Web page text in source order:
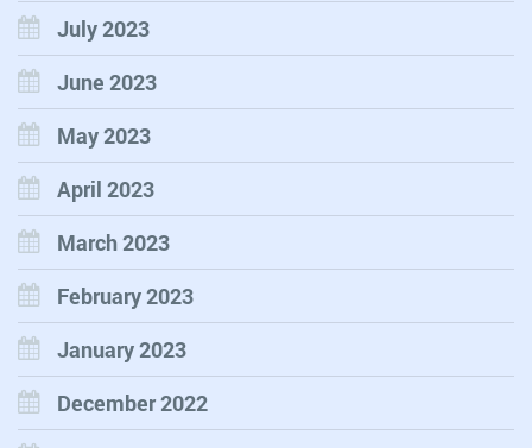
July 2023
June 2023
May 2023
April 2023
March 2023
February 2023
January 2023
December 2022